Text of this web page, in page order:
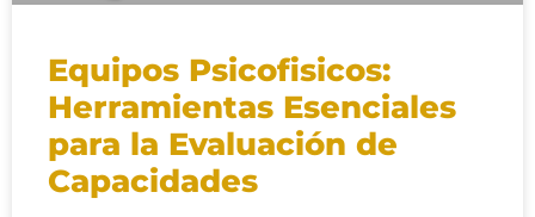
Equipos Psicofisicos:
Herramientas Esenciales
para la Evaluación de
Capacidades